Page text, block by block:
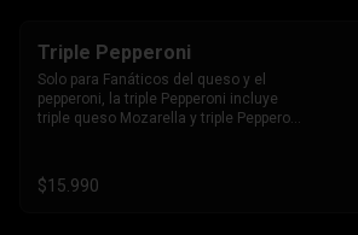
Triple Pepperoni
Solo para Fanáticos del queso y el
pepperoni, la triple Pepperoni incluye
triple queso Mozarella y triple Pepperoni
$15.990